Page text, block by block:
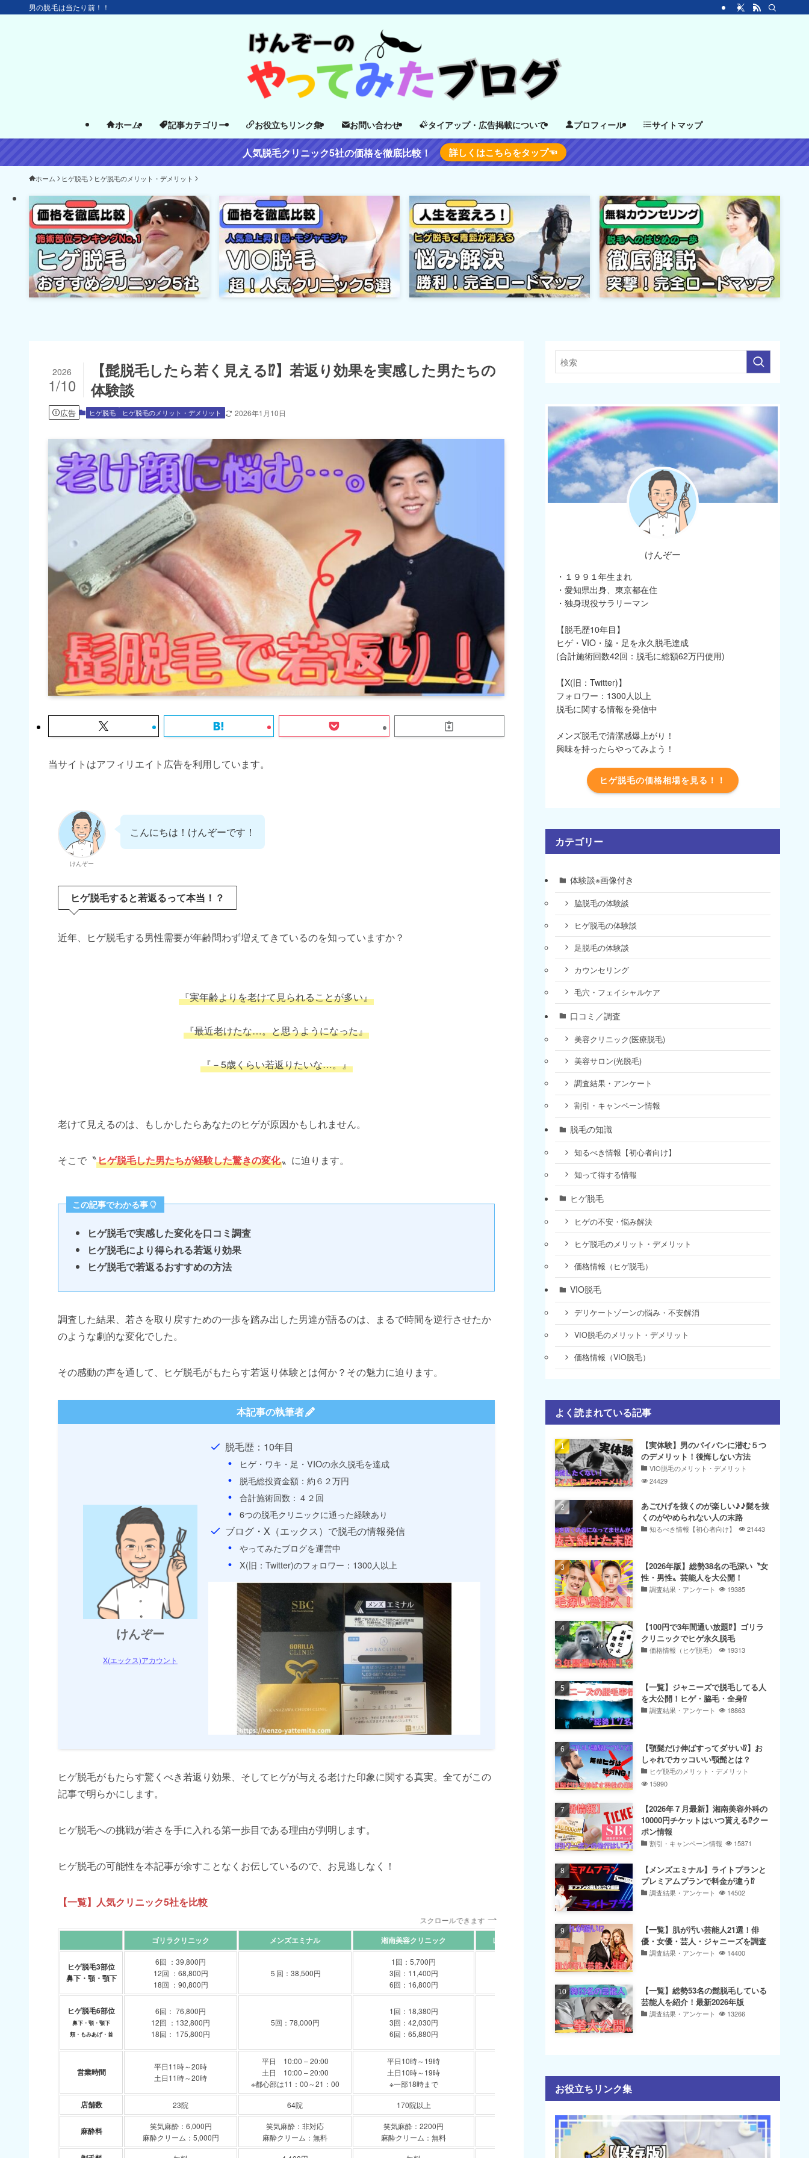
男の脱毛は当たり前！！
ホーム 記事カテゴリー お役立ちリンク集 お問い合わせ タイアップ・広告掲載について プロフィール サイトマップ
人気脱毛クリニック5社の価格を徹底比較！ 詳しくはこちらをタップ☜
ホーム ヒゲ脱毛 ヒゲ脱毛のメリット・デメリット
【髭脱毛したら若く見える⁉】若返り効果を実感した男たちの
体験談
2026
1/10
広告 ヒゲ脱毛 ヒゲ脱毛のメリット・デメリット 2026年1月10日
当サイトはアフィリエイト広告を利用しています。
けんぞー
こんにちは！けんぞーです！
ヒゲ脱毛すると若返るって本当！？
近年、ヒゲ脱毛する男性需要が年齢問わず増えてきているのを知っていますか？
『実年齢よりを老けて見られることが多い』
『最近老けたな…。と思うようになった』
『－5歳くらい若返りたいな…。』
老けて見えるのは、もしかしたらあなたのヒゲが原因かもしれません。
そこで〝ヒゲ脱毛した男たちが経験した驚きの変化〟に迫ります。
この記事でわかる事
ヒゲ脱毛で実感した変化を口コミ調査
ヒゲ脱毛により得られる若返り効果
ヒゲ脱毛で若返るおすすめの方法
調査した結果、若さを取り戻すための一歩を踏み出した男達が語るのは、まるで時間を逆行させたか
のような劇的な変化でした。
その感動の声を通して、ヒゲ脱毛がもたらす若返り体験とは何か？その魅力に迫ります。
本記事の執筆者
けんぞー
X(エックス)アカウント
脱毛歴：10年目
ヒゲ・ワキ・足・VIOの永久脱毛を達成
脱毛総投資金額：約６２万円
合計施術回数：４２回
6つの脱毛クリニックに通った経験あり
ブログ・X（エックス）で脱毛の情報発信
やってみたブログを運営中
X(旧：Twitter)のフォロワー：1300人以上
ヒゲ脱毛がもたらす驚くべき若返り効果、そしてヒゲが与える老けた印象に関する真実。全てがこの
記事で明らかにします。
ヒゲ脱毛への挑戦が若さを手に入れる第一歩目である理由が判明します。
ヒゲ脱毛の可能性を本記事が余すことなくお伝しているので、お見逃しなく！
【一覧】人気クリニック5社を比較
スクロールできます
ゴリラクリニック メンズエミナル 湘南美容クリニック レジーナクリニックオム メンズリゼ
ヒゲ脱毛3部位
鼻下・顎・顎下
6回 ：39,800円
12回 ：68,800円
18回 ：90,800円
５回：38,500円
1回：5,700円
3回：11,400円
6回：16,800円
1回：15,920円
5回：39,800円
12回：82,560円
5回：38,000円
10回：56,000円
コース終了後1回：9,800円
ヒゲ脱毛6部位
鼻下・顎・顎下
頬・もみあげ・首
6回： 76,800円
12回 ：132,800円
18回： 175,800円
5回：78,000円
1回：18,380円
3回：42,030円
6回：65,880円
1回：39,600円
5回：132,000円
12回：186,000円
5回：59,800円
10回：99,800円
15回：149,800円
営業時間
平日11時～20時
土日11時～20時
平日 10:00 – 20:00
土日 10:00 – 20:00
※都心部は11：00～21：00
平日10時～19時
土日10時～19時
※一部18時まで
土日 11:00 – 20:00
※各院により異なります
店舗数 23院 64院 170院以上
麻酔料
笑気麻酔：6,000円
麻酔クリーム：5,000円
笑気麻酔：非対応
麻酔クリーム：無料
笑気麻酔：2200円
麻酔クリーム：無料
笑気麻酔：非対応
麻酔クリーム：無料
笑気麻酔：3,300円
麻酔クリーム：3,300円
けんぞー
・１９９１年生まれ
・愛知県出身、東京都在住
・独身現役サラリーマン
【脱毛歴10年目】
ヒゲ・VIO・脇・足を永久脱毛達成
(合計施術回数42回：脱毛に総額62万円使用)
【X(旧：Twitter)】
フォロワー：1300人以上
脱毛に関する情報を発信中
メンズ脱毛で清潔感爆上がり！
興味を持ったらやってみよう！
ヒゲ脱毛の価格相場を見る！！
カテゴリー
体験談※画像付き
脇脱毛の体験談
ヒゲ脱毛の体験談
足脱毛の体験談
カウンセリング
毛穴・フェイシャルケア
口コミ／調査
美容クリニック(医療脱毛)
美容サロン(光脱毛)
調査結果・アンケート
割引・キャンペーン情報
脱毛の知識
知るべき情報【初心者向け】
知って得する情報
ヒゲ脱毛
ヒゲの不安・悩み解決
ヒゲ脱毛のメリット・デメリット
価格情報（ヒゲ脱毛）
VIO脱毛
デリケートゾーンの悩み・不安解消
VIO脱毛のメリット・デメリット
価格情報（VIO脱毛）
よく読まれている記事
【実体験】男のパイパンに潜む５つ
のデメリット！後悔しない方法
VIO脱毛のメリット・デメリット
24429
あごひげを抜くのが楽しい♪♪髭を抜
くのがやめられない人の末路
知るべき情報【初心者向け】 21443
【2026年版】総勢38名の毛深い〝女
性・男性〟芸能人を大公開！
調査結果・アンケート 19385
【100円で3年間通い放題⁉】ゴリラ
クリニックでヒゲ永久脱毛
価格情報（ヒゲ脱毛） 19313
【一覧】ジャニーズで脱毛してる人
を大公開！ヒゲ・脇毛・全身⁉
調査結果・アンケート 18863
【顎髭だけ伸ばすってダサい⁉】お
しゃれでカッコいい顎髭とは？
ヒゲ脱毛のメリット・デメリット
15990
【2026年７月最新】湘南美容外科の
10000円チケットはいつ貰える⁉クー
ポン情報
割引・キャンペーン情報 15871
【メンズエミナル】ライトプランと
プレミアムプランで料金が違う⁉
調査結果・アンケート 14502
【一覧】肌が汚い芸能人21選！俳
優・女優・芸人・ジャニーズを調査
調査結果・アンケート 14400
【一覧】総勢53名の髭脱毛している
芸能人を紹介！最新2026年版
調査結果・アンケート 13266
お役立ちリンク集